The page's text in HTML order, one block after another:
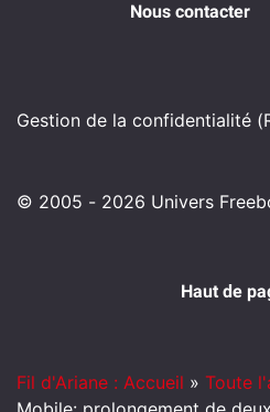
Nous contacter
Gestion de la confidentialité
© 2005 - 2026 Univers
Haut de
Fil d'Ariane : Accueil » Toute